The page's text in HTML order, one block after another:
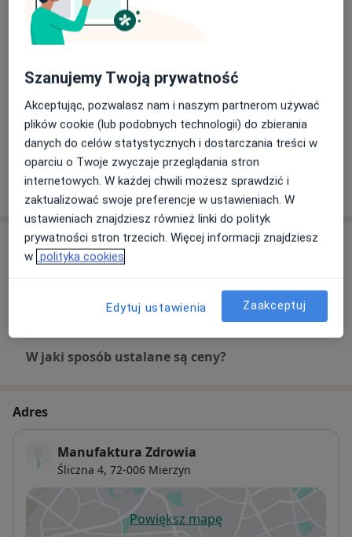
> kinesiotaping
> rozluźnianie mięśniowo- powięziowe
> refleksologia
> badanie i ocena stóp dziecka
Każda terapia poprzedzona jest wywiadem
medycznym, diagnostyką funkcjonalną oraz obejmuje
propozycję autoterapii stanowiącą kontynuację terapii
w domu.
Rehabilitacja medyczna
Główne obszary pomocy
Zespoły mięśniowo-powięziowe
Ból pleców
Bóle w ciąży
Zespoły bólowe (część górna, dolna, kręgosłup)
Bóle głowy
Pokaż więcejo doświadczeniu
Usługi i ceny
W jaki sposób ustalane są ceny?
Adres
Manufaktura Zdrowia
Śliczna 4, 72-006 Mierzyn
Powiększ mapęotwiera się w nowej karcie
Szanujemy Twoją prywatność
Akceptując, pozwalasz nam i naszym partnerom używać
plików cookie (lub podobnych technologii) do zbierania
danych do celów statystycznych i dostarczania treści w
oparciu o Twoje zwyczaje przeglądania stron
internetowych. W każdej chwili możesz sprawdzić i
zaktualizować swoje preferencje w ustawieniach. W
ustawieniach znajdziesz również linki do polityk
prywatności stron trzecich. Więcej informacji znajdziesz
w polityka cookies
Edytuj ustawienia Zaakceptuj